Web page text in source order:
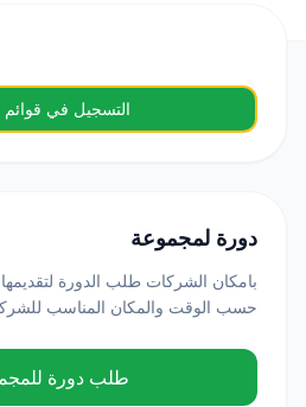
التسجيل في قوائم
دورة لمجموعة
بامكان الشركات طلب الدورة
حسب الوقت والمكان المناسب
طلب دورة